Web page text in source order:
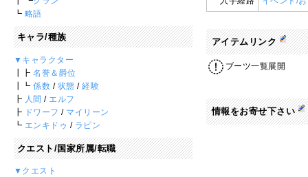
アイテムリンク
ブーツ一覧展開
情報をお寄せ下さい
┗ 略語
キャラ/種族
▼キャラクター
┃┣名誉＆爵位
┃┗係数 / 状態 /経験
┣ 人間 / エルフ
┣ ドワーフ / マイリーン
┗ エンキドゥ / ラピン
クエスト/国家所属/転職
▼クエスト